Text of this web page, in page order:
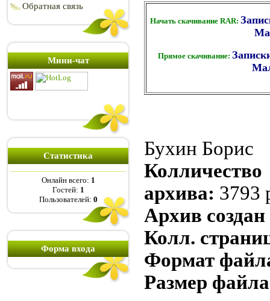
Обратная связь
Мини-чат
Статистика
Онлайн всего: 1
Гостей: 1
Пользователей: 0
Форма входа
Начать скачивание RAR:
Прямое скачивание:
Бухин Борис
Колличество
архива: 3793
Архив
Колл.
Формат
Размер